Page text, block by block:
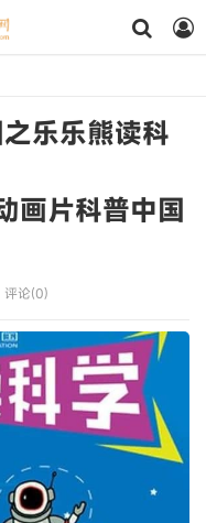
乐乐熊读科
片科普中国
评论(0)